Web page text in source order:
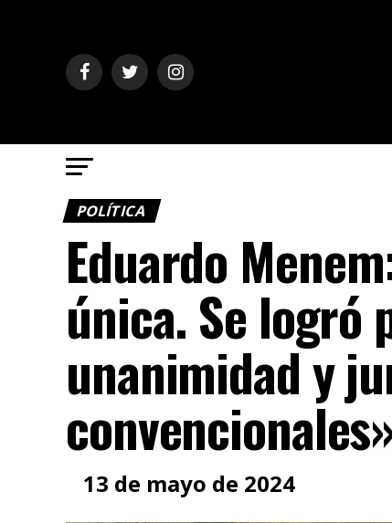
POLÍTICA
Eduardo
única. Se logró
unanimidad y
13 de mayo de 2024